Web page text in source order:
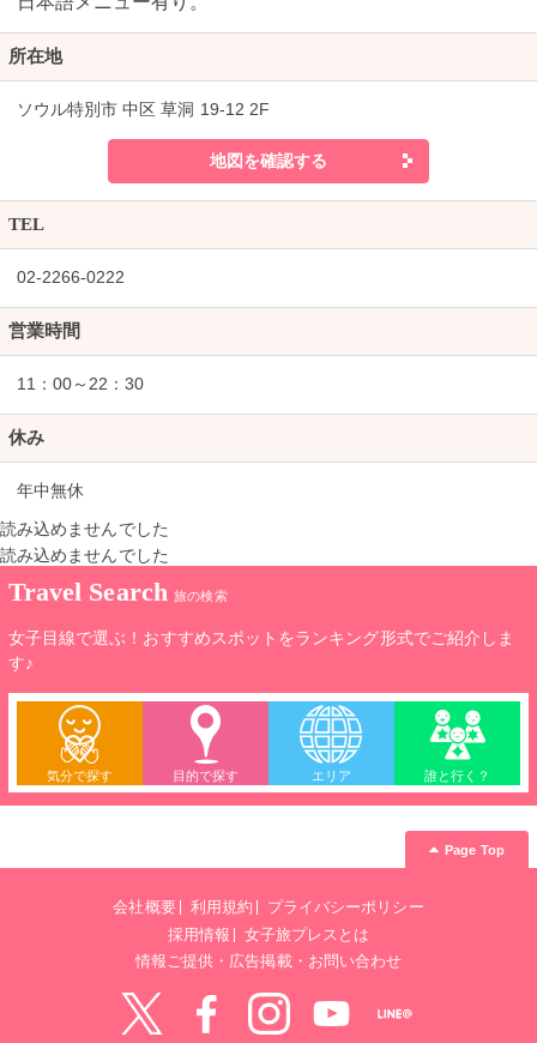
所在地
ソウル特別市 中区 草洞 19-12 2F
地図を確認する
TEL
02-2266-0222
営業時間
11：00～22：30
休み
年中無休
読み込めませんでした
読み込めませんでした
Travel Search 旅の検索
女子目線で選ぶ！おすすめスポットをランキング形式でご紹介しま
す♪
気分で探す 目的で探す エリア 誰と行く？
Page Top
会社概要 利用規約
プライバシーポリシー
採用情報
女子旅プレスとは
情報ご提供・広告掲載・お問い合わせ